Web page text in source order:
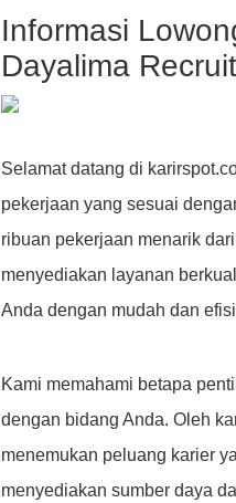
Informasi
Dayalima
Selamat datang di
pekerjaan yang sesuai
ribuan pekerjaan menarik
menyediakan layanan
Anda dengan mudah dan
Kami memahami betapa
dengan bidang Anda. Oleh
menemukan peluang karier
menyediakan sumber daya